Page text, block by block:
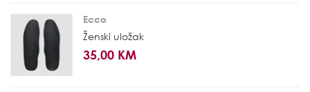
Ecco
Ženski uložak
35,00 KM